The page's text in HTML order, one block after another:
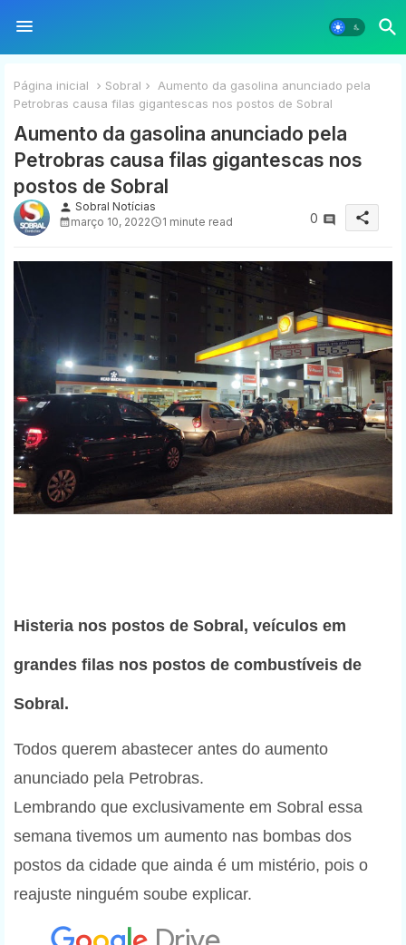
Página inicial Sobral
Aumento da gasolina anunciado pela
Petrobras causa filas gigantescas nos postos de Sobral
Aumento da gasolina anunciado pela
Petrobras causa filas gigantescas nos
postos de Sobral
person Sobral Notícias
março 10, 2022
1 minute read 0 share
Histeria nos postos de Sobral, veículos em
grandes filas nos postos de combustíveis de
Sobral.
Todos querem abastecer antes do aumento
anunciado pela Petrobras.
Lembrando que exclusivamente em Sobral essa
semana tivemos um aumento nas bombas dos
postos da cidade que ainda é um mistério, pois o
reajuste ninguém soube explicar.